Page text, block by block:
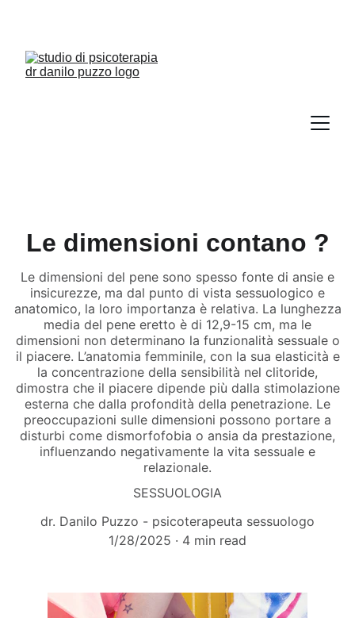
Le dimensioni contano ?
Le dimensioni del pene sono spesso fonte di ansie e
insicurezze, ma dal punto di vista sessuologico e
anatomico, la loro importanza è relativa. La lunghezza
media del pene eretto è di 12,9-15 cm, ma le
dimensioni non determinano la funzionalità sessuale o
il piacere. L’anatomia femminile, con la sua elasticità e
la concentrazione della sensibilità nel clitoride,
dimostra che il piacere dipende più dalla stimolazione
esterna che dalla profondità della penetrazione. Le
preoccupazioni sulle dimensioni possono portare a
disturbi come dismorfofobia o ansia da prestazione,
influenzando negativamente la vita sessuale e
relazionale.
SESSUOLOGIA
dr. Danilo Puzzo - psicoterapeuta sessuologo
1/28/2025
4 min read